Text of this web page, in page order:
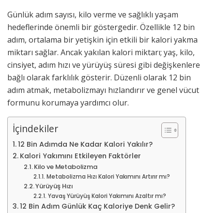
Günlük adım sayısı, kilo verme ve sağlıklı yaşam
hedeflerinde önemli bir göstergedir. Özellikle 12 bin
adım, ortalama bir yetişkin için etkili bir kalori yakma
miktarı sağlar. Ancak yakılan kalori miktarı; yaş, kilo,
cinsiyet, adım hızı ve yürüyüş süresi gibi değişkenlere
bağlı olarak farklılık gösterir. Düzenli olarak 12 bin
adım atmak, metabolizmayı hızlandırır ve genel vücut
formunu korumaya yardımcı olur.
İçindekiler
12 Bin Adımda Ne Kadar Kalori Yakılır?
Kalori Yakımını Etkileyen Faktörler
Kilo ve Metabolizma
Metabolizma Hızı Kalori Yakımını Artırır mı?
Yürüyüş Hızı
Yavaş Yürüyüş Kalori Yakımını Azaltır mı?
12 Bin Adım Günlük Kaç Kaloriye Denk Gelir?